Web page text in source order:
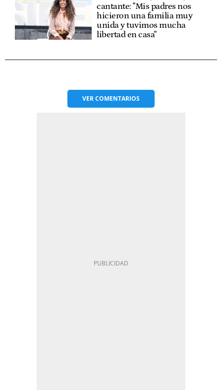
cantante: "Mis padres nos
hicieron una familia muy
unida y tuvimos mucha
libertad en casa"
VERCOMENTARIOS